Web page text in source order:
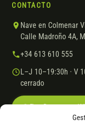
CONTACTO
Nave en Colmenar
Calle Madroño 4A,
+34 613 610 555
L–J 10–19:30h · V
cerrado